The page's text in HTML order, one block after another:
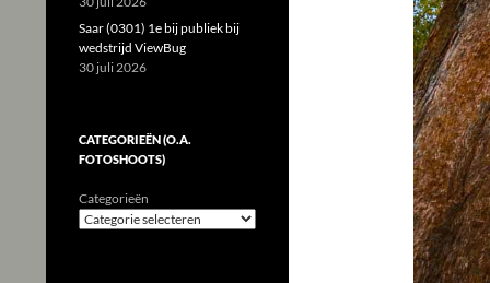
Saar (0301) 1e bij publiek bij
wedstrijd ViewBug
30 juli 2026
CATEGORIEËN (O.A.
FOTOSHOOTS)
Categorieën